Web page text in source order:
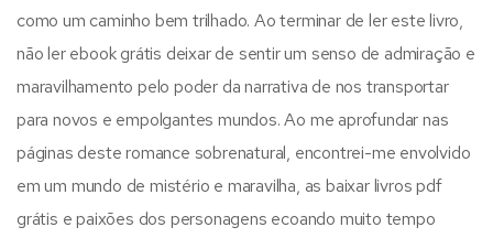
como um caminho bem trilhado. Ao terminar de ler este livro,
não ler ebook grátis deixar de sentir um senso de admiração e
maravilhamento pelo poder da narrativa de nos transportar
para novos e empolgantes mundos. Ao me aprofundar nas
páginas deste romance sobrenatural, encontrei-me envolvido
em um mundo de mistério e maravilha, as baixar livros pdf
grátis e paixões dos personagens ecoando muito tempo